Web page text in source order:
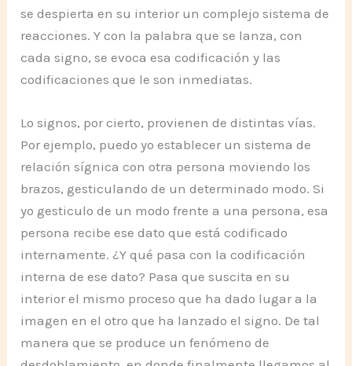
se despierta en su interior un complejo sistema de
reacciones. Y con la palabra que se lanza, con
cada signo, se evoca esa codificación y las
codificaciones que le son inmediatas.
Lo signos, por cierto, provienen de distintas vías.
Por ejemplo, puedo yo establecer un sistema de
relación sígnica con otra persona moviendo los
brazos, gesticulando de un determinado modo. Si
yo gesticulo de un modo frente a una persona, esa
persona recibe ese dato que está codificado
internamente. ¿Y qué pasa con la codificación
interna de ese dato? Pasa que suscita en su
interior el mismo proceso que ha dado lugar a la
imagen en el otro que ha lanzado el signo. De tal
manera que se produce un fenómeno de